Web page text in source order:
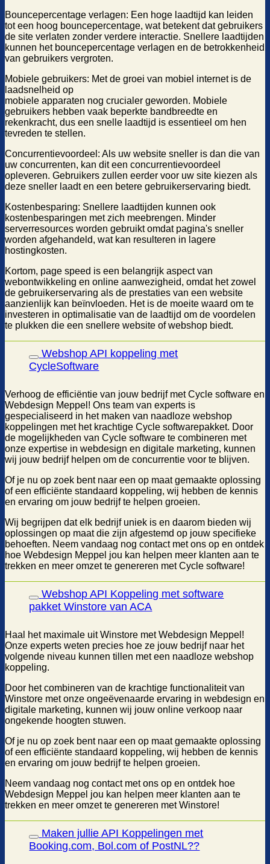
Bouncepercentage verlagen: Een hoge laadtijd kan leiden
tot een hoog bouncepercentage, wat betekent dat gebruikers
de site verlaten zonder verdere interactie. Snellere laadtijden
kunnen het bouncepercentage verlagen en de betrokkenheid
van gebruikers vergroten.
Mobiele gebruikers: Met de groei van mobiel internet is de
laadsnelheid op
mobiele apparaten nog crucialer geworden. Mobiele
gebruikers hebben vaak beperkte bandbreedte en
rekenkracht, dus een snelle laadtijd is essentieel om hen
tevreden te stellen.
Concurrentievoordeel: Als uw website sneller is dan die van
uw concurrenten, kan dit een concurrentievoordeel
opleveren. Gebruikers zullen eerder voor uw site kiezen als
deze sneller laadt en een betere gebruikerservaring biedt.
Kostenbesparing: Snellere laadtijden kunnen ook
kostenbesparingen met zich meebrengen. Minder
serverresources worden gebruikt omdat pagina's sneller
worden afgehandeld, wat kan resulteren in lagere
hostingkosten.
Kortom, page speed is een belangrijk aspect van
webontwikkeling en online aanwezigheid, omdat het zowel
de gebruikerservaring als de prestaties van een website
aanzienlijk kan beïnvloeden. Het is de moeite waard om te
investeren in optimalisatie van de laadtijd om de voordelen
te plukken die een snellere website of webshop biedt.
Webshop API koppeling met
CycleSoftware
Verhoog de efficiëntie van jouw bedrijf met Cycle software en
Webdesign Meppel! Ons team van experts is
gespecialiseerd in het maken van naadloze webshop
koppelingen met het krachtige Cycle softwarepakket. Door
de mogelijkheden van Cycle software te combineren met
onze expertise in webdesign en digitale marketing, kunnen
wij jouw bedrijf helpen om de concurrentie voor te blijven.
Of je nu op zoek bent naar een op maat gemaakte oplossing
of een efficiënte standaard koppeling, wij hebben de kennis
en ervaring om jouw bedrijf te helpen groeien.
Wij begrijpen dat elk bedrijf uniek is en daarom bieden wij
oplossingen op maat die zijn afgestemd op jouw specifieke
behoeften. Neem vandaag nog contact met ons op en ontdek
hoe Webdesign Meppel jou kan helpen meer klanten aan te
trekken en meer omzet te genereren met Cycle software!
Webshop API Koppeling met software
pakket Winstore van ACA
Haal het maximale uit Winstore met Webdesign Meppel!
Onze experts weten precies hoe ze jouw bedrijf naar het
volgende niveau kunnen tillen met een naadloze webshop
koppeling.
Door het combineren van de krachtige functionaliteit van
Winstore met onze ongeëvenaarde ervaring in webdesign en
digitale marketing, kunnen wij jouw online verkoop naar
ongekende hoogten stuwen.
Of je nu op zoek bent naar een op maat gemaakte oplossing
of een efficiënte standaard koppeling, wij hebben de kennis
en ervaring om jouw bedrijf te helpen groeien.
Neem vandaag nog contact met ons op en ontdek hoe
Webdesign Meppel jou kan helpen meer klanten aan te
trekken en meer omzet te genereren met Winstore!
Maken jullie API Koppelingen met
Booking.com, Bol.com of PostNL??